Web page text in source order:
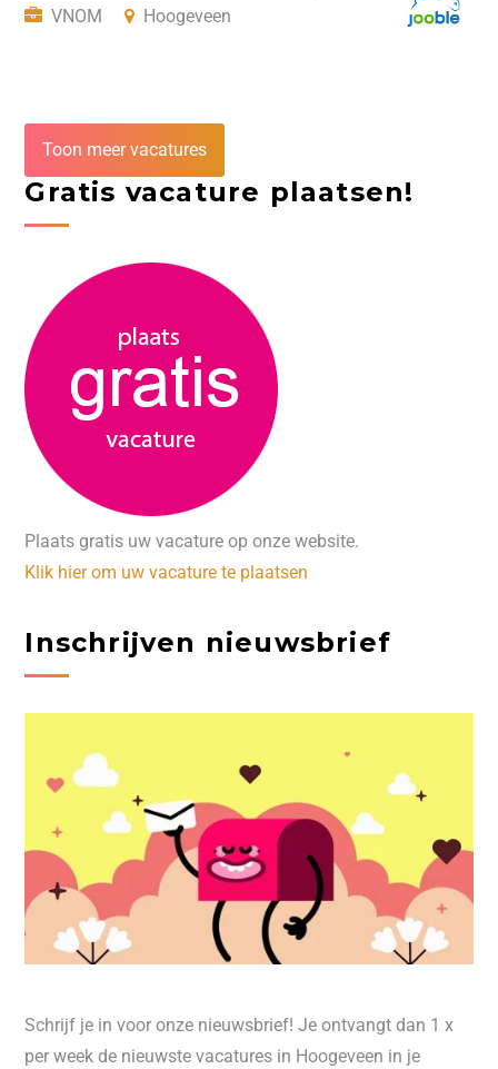
VNOM
Hoogeveen
Toon meer vacatures
Gratis vacature plaatsen!
Plaats gratis uw vacature op onze website.
Klik hier om uw vacature te plaatsen
Inschrijven nieuwsbrief
Schrijf je in voor onze nieuwsbrief! Je ontvangt dan 1 x
per week de nieuwste vacatures in Hoogeveen in je